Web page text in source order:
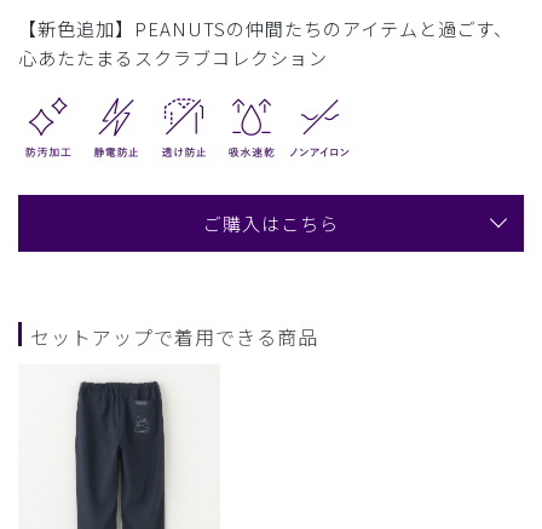
【新色追加】PEANUTSの仲間たちのアイテムと過ごす、
心あたたまるスクラブコレクション
ご購入はこちら
セットアップで着用できる商品